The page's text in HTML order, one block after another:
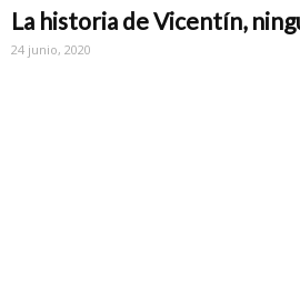
La historia de Vicentín,
24 junio, 2020